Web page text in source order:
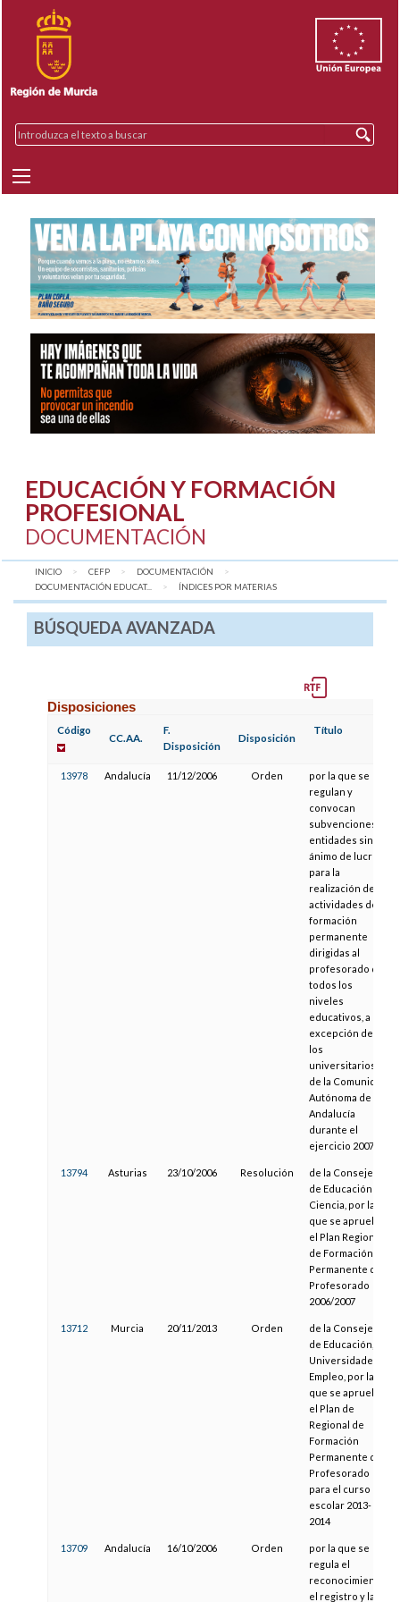
EDUCACIÓN Y FORMACIÓN
PROFESIONAL
DOCUMENTACIÓN
INICIO CEFP
DOCUMENTACIÓN
DOCUMENTACIÓN EDUCAT...
AQUÍ:
ÍNDICES POR MATERIAS
BÚSQUEDA AVANZADA
Disposiciones
Código
CC.AA.
F.
Disposición
Disposición
Título
13978 Andalucía 11/12/2006 Orden
por la que se
regulan y
convocan
subvenciones a
entidades sin
ánimo de lucro,
para la
realización de
actividades de
formación
permanente
dirigidas al
profesorado de
todos los
niveles
educativos, a
excepción de
los
universitarios,
de la Comunidad
Autónoma de
Andalucía
durante el
ejercicio 2007
13794 Asturias 23/10/2006 Resolución
de la Consejería
de Educación y
Ciencia, por la
que se aprueba
el Plan Regional
de Formación
Permanente del
Profesorado
2006/2007
13712 Murcia 20/11/2013 Orden
de la Consejería
de Educación,
Universidades y
Empleo, por la
que se aprueba
el Plan de
Regional de
Formación
Permanente del
Profesorado
para el curso
escolar 2013-
2014
13709 Andalucía 16/10/2006 Orden
por la que se
regula el
reconocimiento,
el registro y la